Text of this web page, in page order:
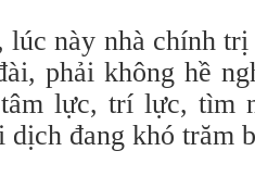
này nhà chính
phải không hề
lực, trí lực, tìm
dịch đang khó trăm